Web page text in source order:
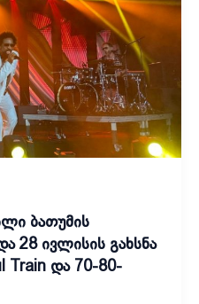
ბათუმის
28 ივლისის გახსნა
და 70-80-